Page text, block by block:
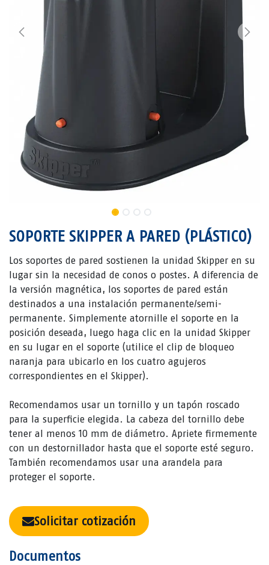
SOPORTE SKIPPER A PARED (PLÁSTICO)
Los soportes de pared sostienen la unidad Skipper en su
lugar sin la necesidad de conos o postes. A diferencia de
la versión magnética, los soportes de pared están
destinados a una instalación permanente/semi-
permanente. Simplemente atornille el soporte en la
posición deseada, luego haga clic en la unidad Skipper
en su lugar en el soporte (utilice el clip de bloqueo
naranja para ubicarlo en los cuatro agujeros
correspondientes en el Skipper).
Recomendamos usar un tornillo y un tapón roscado
para la superficie elegida. La cabeza del tornillo debe
tener al menos 10 mm de diámetro. Apriete firmemente
con un destornillador hasta que el soporte esté seguro.
También recomendamos usar una arandela para
proteger el soporte.
Solicitar cotización
Documentos